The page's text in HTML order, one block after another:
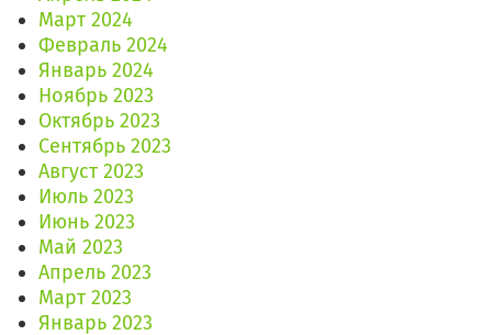
Март 2024
Февраль 2024
Январь 2024
Ноябрь 2023
Октябрь 2023
Сентябрь 2023
Август 2023
Июль 2023
Июнь 2023
Май 2023
Апрель 2023
Март 2023
Январь 2023